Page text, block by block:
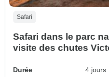
Safari
Safari dans le parc
visite des chutes
Durée
4 jours